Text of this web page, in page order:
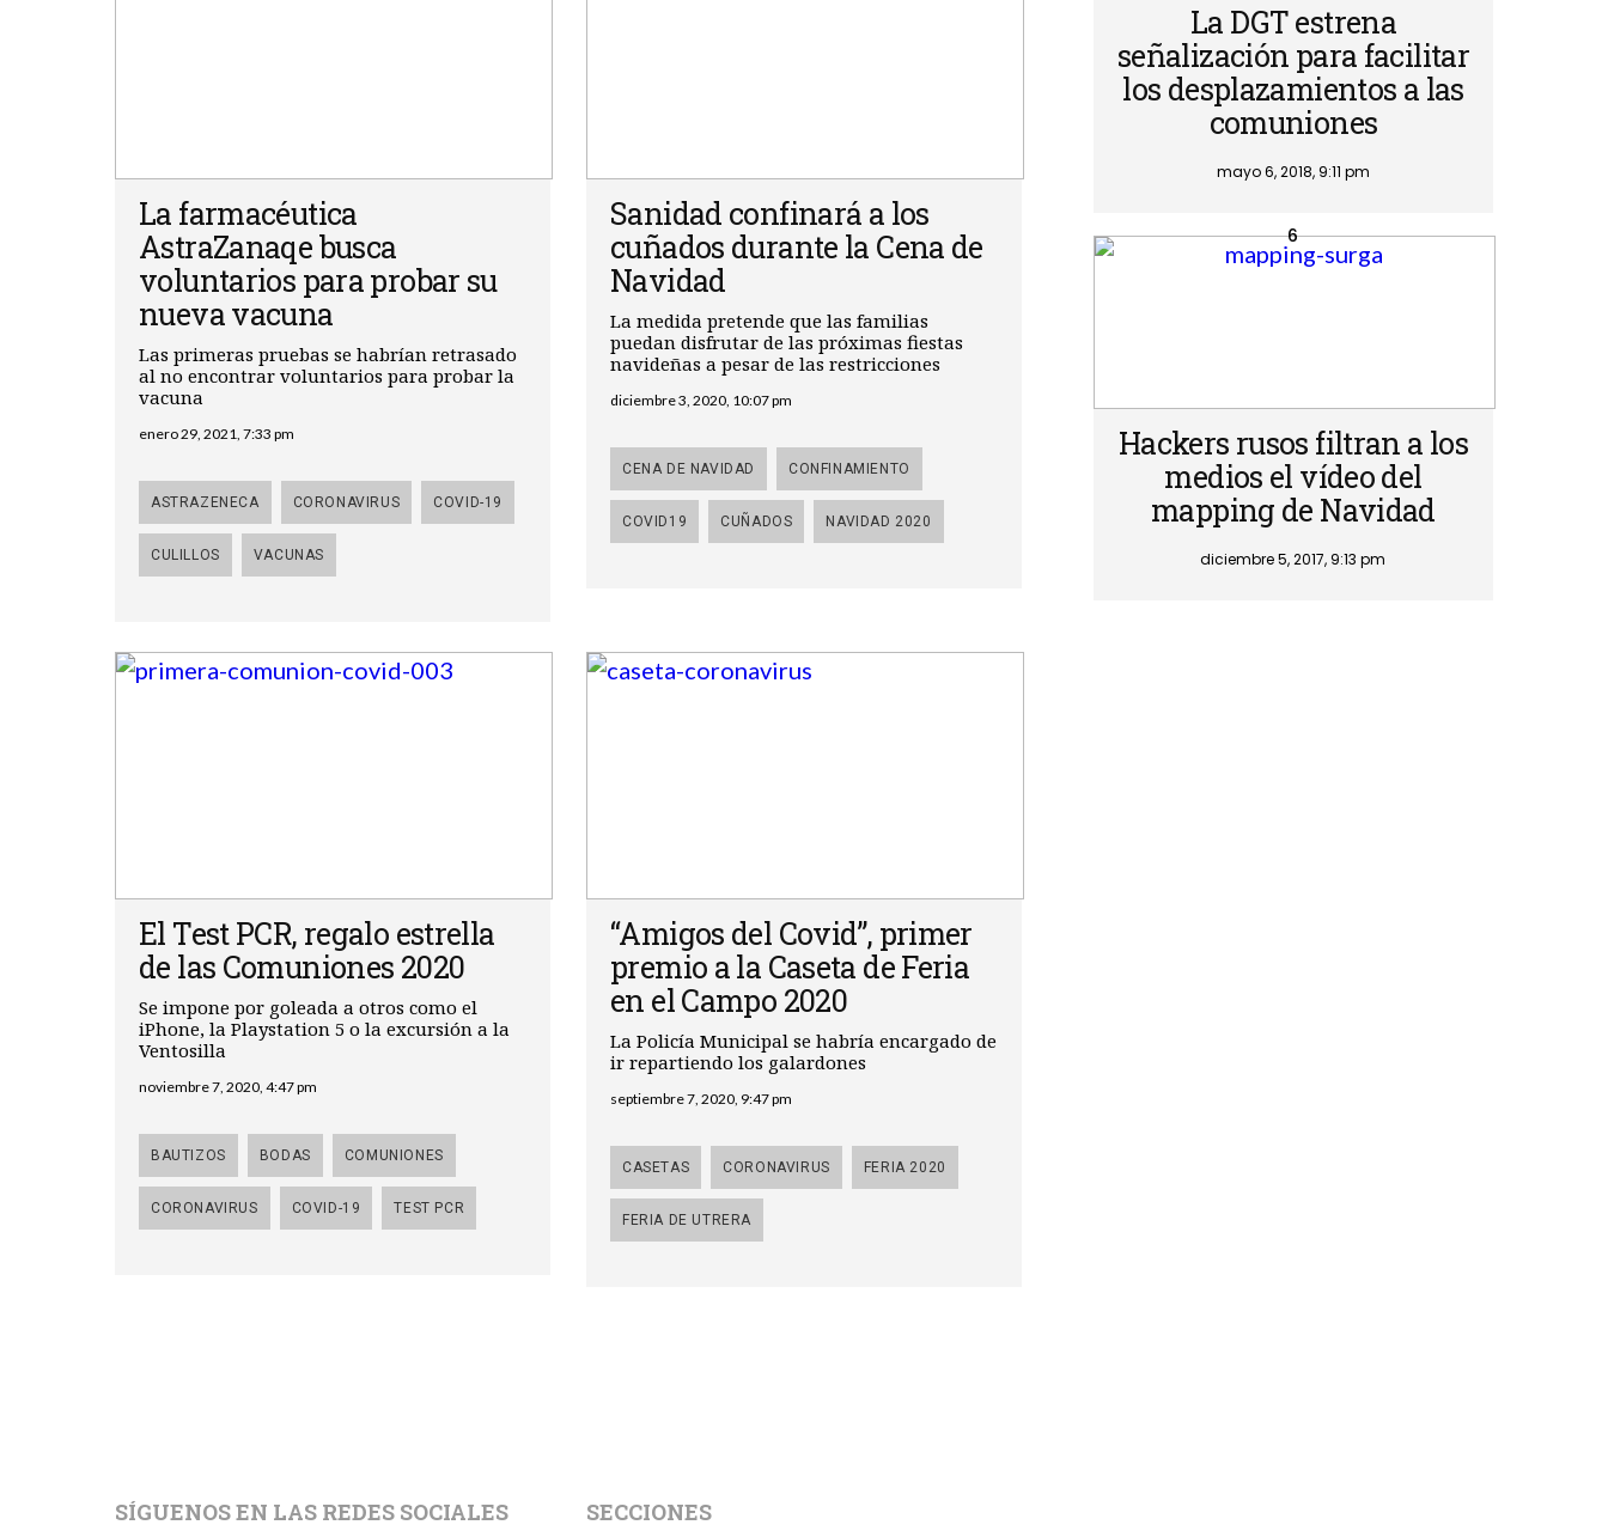
La farmacéutica
AstraZanaqe busca
voluntarios para probar su
nueva vacuna
Las primeras pruebas se habrían retrasado
al no encontrar voluntarios para probar la
vacuna
enero 29, 2021, 7:33 pm
ASTRAZENECA CORONAVIRUS COVID-19
CULILLOS VACUNAS
Sanidad confinará a los
cuñados durante la Cena de
Navidad
La medida pretende que las familias
puedan disfrutar de las próximas fiestas
navideñas a pesar de las restricciones
diciembre 3, 2020, 10:07 pm
CENA DE NAVIDAD CONFINAMIENTO
COVID19 CUÑADOS NAVIDAD 2020
El Test PCR, regalo estrella
de las Comuniones 2020
Se impone por goleada a otros como el
iPhone, la Playstation 5 o la excursión a la
Ventosilla
noviembre 7, 2020, 4:47 pm
BAUTIZOS BODAS COMUNIONES
CORONAVIRUS COVID-19 TEST PCR
“Amigos del Covid”, primer
premio a la Caseta de Feria
en el Campo 2020
La Policía Municipal se habría encargado de
ir repartiendo los galardones
septiembre 7, 2020, 9:47 pm
CASETAS CORONAVIRUS FERIA 2020
FERIA DE UTRERA
La DGT estrena
señalización para facilitar
los desplazamientos a las
comuniones
mayo 6, 2018, 9:11 pm
Hackers rusos filtran a los
medios el vídeo del
mapping de Navidad
diciembre 5, 2017, 9:13 pm
SÍGUENOS EN LAS REDES SOCIALES SECCIONES